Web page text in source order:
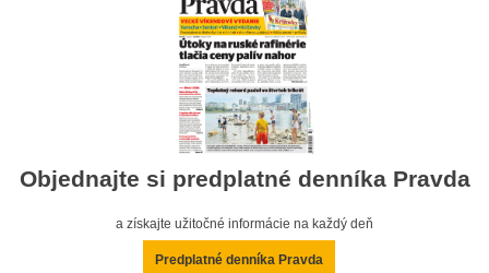
Objednajte si predplatné denníka Pravda
a získajte užitočné informácie na každý deň
Predplatné denníka Pravda